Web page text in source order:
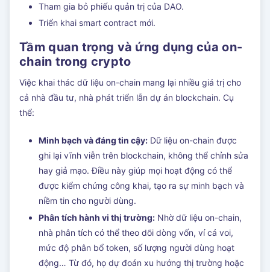
Tham gia bỏ phiếu quản trị của DAO.
Triển khai smart contract mới.
Tầm quan trọng và ứng dụng của on-
chain trong crypto
Việc khai thác dữ liệu on-chain mang lại nhiều giá trị cho
cả nhà đầu tư, nhà phát triển lẫn dự án blockchain. Cụ
thể:
Minh bạch và đáng tin cậy: Dữ liệu on-chain được
ghi lại vĩnh viễn trên blockchain, không thể chỉnh sửa
hay giả mạo. Điều này giúp mọi hoạt động có thể
được kiểm chứng công khai, tạo ra sự minh bạch và
niềm tin cho người dùng.
Phân tích hành vi thị trường: Nhờ dữ liệu on-chain,
nhà phân tích có thể theo dõi dòng vốn, ví cá voi,
mức độ phân bổ token, số lượng người dùng hoạt
động… Từ đó, họ dự đoán xu hướng thị trường hoặc